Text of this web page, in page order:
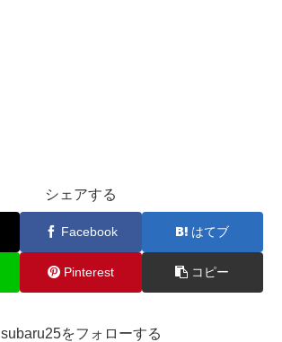
シェアする
Facebook はてブ
Pinterest コピー
subaru25をフォローする